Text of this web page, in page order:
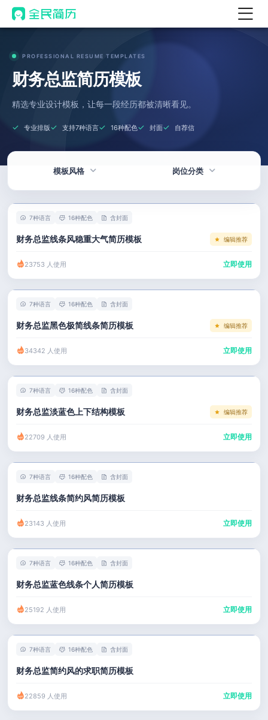
AI 生成简历
AI 优化简历
AI 翻译简历
AI 诊断简历
AI 模拟面试
AI 职场工具 New
简历模板
PROFESSIONAL RESUME TEMPLATES
财务总监简历模板
精选专业设计模板，让每一段经历都被清晰看见。
专业排版 支持7种语言 16种配色 封面 自荐信
模板风格
简洁
应届生
左右分栏
考研复试
岗位分类
产品 / 设计
金融 / 汽车
市场 / 运营
人事 / 行政
7种语言 16种配色 含封面
财务总监线条风稳重大气简历模板 编辑推荐
23753 人使用 立即使用
7种语言 16种配色 含封面
财务总监黑色极简线条简历模板 编辑推荐
34342 人使用 立即使用
7种语言 16种配色 含封面
财务总监淡蓝色上下结构模板 编辑推荐
22709 人使用 立即使用
7种语言 16种配色 含封面
财务总监线条简约风简历模板
23143 人使用 立即使用
7种语言 16种配色 含封面
财务总监蓝色线条个人简历模板
25192 人使用 立即使用
7种语言 16种配色 含封面
财务总监简约风的求职简历模板
22859 人使用 立即使用